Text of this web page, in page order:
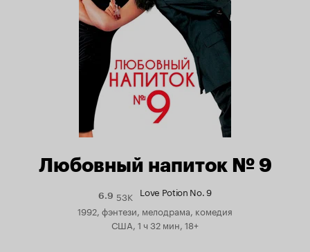
Любовный напиток № 9
6.9Рейтинг
Кинопоиска
6.9
53K Love Potion No. 9
1992, фэнтези, мелодрама, комедия
США, 1 ч 32 мин, 18+